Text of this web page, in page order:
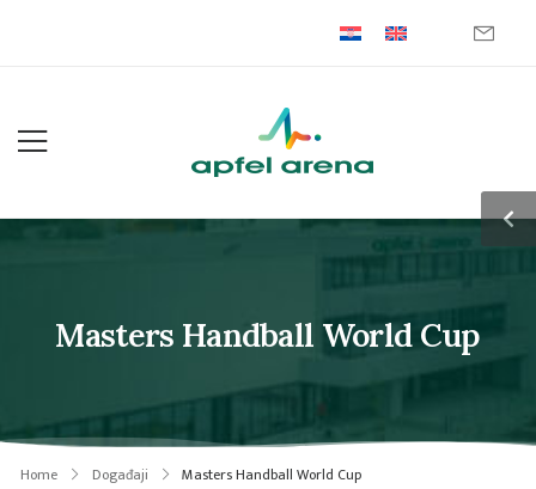
Masters Handball World Cup
Home Događaji Masters Handball World Cup